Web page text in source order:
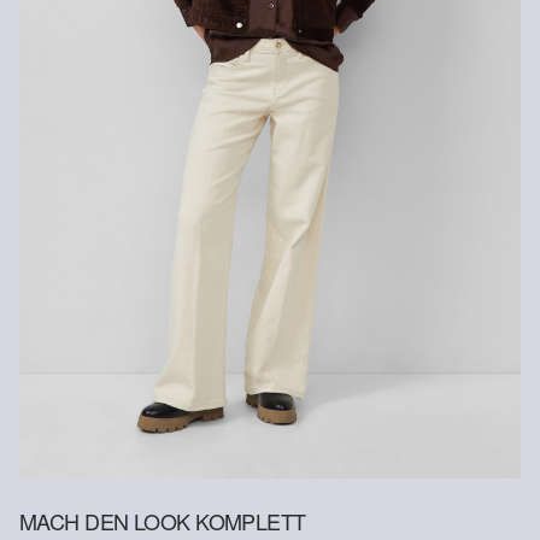
Um einen Beitrag zum Kreislaufprinzip in der Textilproduktion zu
leisten, setzen wir vermehrt recyceltes Fasermaterial in unseren
Enthält recyceltes Polyester: Dieses Produkt enthält recyceltes
Polyester, hergestellt aus recyceltem Kunststoff wie PET-Flaschen
oder recycelten Fasern, die aus gebrauchter Kleidung gewonnen
MACH DEN LOOK KOMPLETT